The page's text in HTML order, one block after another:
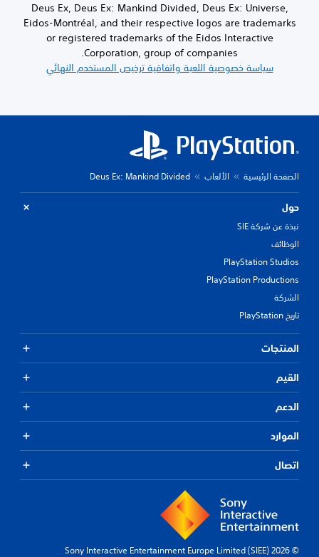
Deus Ex, Deus Ex: Mankind Divided, Deus Ex: Universe,
Eidos-Montréal, and their respective logos are trademarks
or registered trademarks of the Eidos Interactive
Corporation, group of companies.
سياسة خصوصية اللعبة واتفاقية ترخيص المستخدم النهائي
الصفحة الرئيسية الألعاب Deus Ex: Mankind Divided
حول
نبذة عن شركة SIE
الوظائف
PlayStation Studios
PlayStation Productions
الشركة
تاريخ PlayStation
المنتجات
القيم
الدعم
الموارد
اتصال
© 2026 Sony Interactive Entertainment Europe Limited (SIEE)